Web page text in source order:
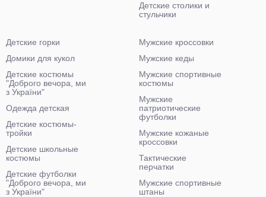
Детские столики и
стульчики
Детские горки
Домики для кукол
Детские костюмы
"Доброго вечора, ми
з України"
Одежда детская
Детские костюмы-
тройки
Детские школьные
костюмы
Детские футболки
"Доброго вечора, ми
з України"
Мужские кроссовки
Мужские кеды
Мужские спортивные
костюмы
Мужские
патриотические
футболки
Мужские кожаные
кроссовки
Тактические
перчатки
Мужские спортивные
штаны